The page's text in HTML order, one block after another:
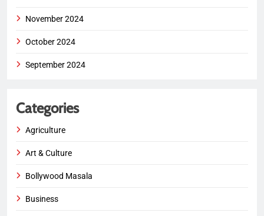
November 2024
October 2024
September 2024
Categories
Agriculture
Art & Culture
Bollywood Masala
Business